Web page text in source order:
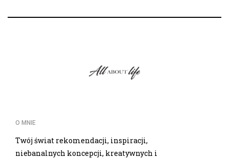
O MNIE
Twój świat rekomendacji, inspiracji,
niebanalnych koncepcji, kreatywnych i